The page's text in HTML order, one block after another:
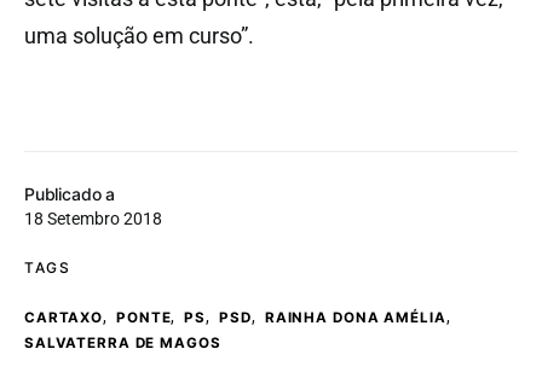
Publicado a
18 Setembro 2018
TAGS
CARTAXO, PONTE, PS, PSD, RAINHA DONA AMÉLIA,
SALVATERRA DE MAGOS
uma solução em curso”.